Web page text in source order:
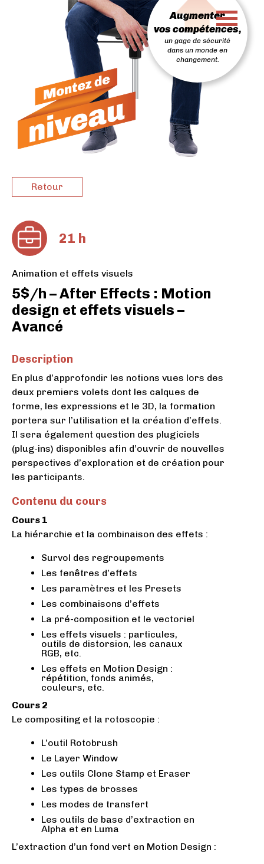
Augmenter
vos compétences,
un gage de sécurité
dans un monde en
changement.
Retour
21 h
Animation et effets visuels
5$/h – After Effects : Motion
design et effets visuels –
Avancé
Description
En plus d’approfondir les notions vues lors des
deux premiers volets dont les calques de
forme, les expressions et le 3D, la formation
portera sur l’utilisation et la création d’effets.
Il sera également question des plugiciels
(plug-ins) disponibles afin d’ouvrir de nouvelles
perspectives d’exploration et de création pour
les participants.
Contenu du cours
Cours 1
La hiérarchie et la combinaison des effets :
Survol des regroupements
Les fenêtres d’effets
Les paramètres et les Presets
Les combinaisons d’effets
La pré-composition et le vectoriel
Les effets visuels : particules,
outils de distorsion, les canaux
RGB, etc.
Les effets en Motion Design :
répétition, fonds animés,
couleurs, etc.
Cours 2
Le compositing et la rotoscopie :
L’outil Rotobrush
Le Layer Window
Les outils Clone Stamp et Eraser
Les types de brosses
Les modes de transfert
Les outils de base d’extraction en
Alpha et en Luma
L’extraction d’un fond vert en Motion Design :